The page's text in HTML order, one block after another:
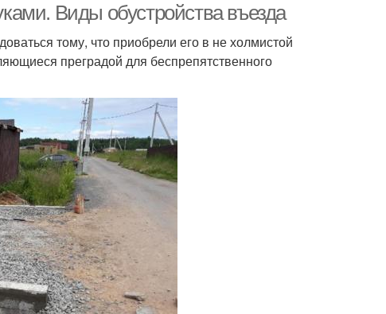
Виды обустройства въезда
тому, что приобрели его в не холмистой
преградой для беспрепятственного